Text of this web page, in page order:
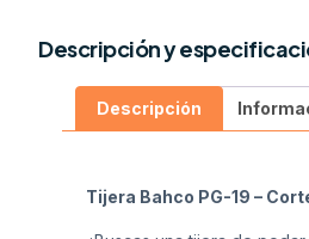
Descripción y
Descripción
Tijera Bahco PG-19 –